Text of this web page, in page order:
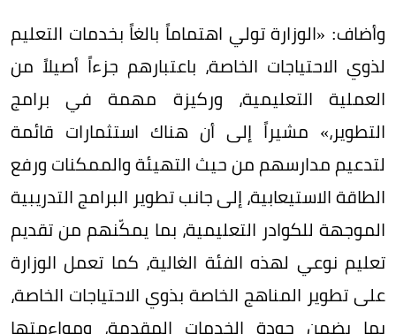
وأضاف: «الوزارة تولي اهتماماً بالغاً بخدمات التعليم
لذوي الاحتياجات الخاصة، باعتبارهم جزءاً أصيلاً من
العملية التعليمية، وركيزة مهمة في برامج
التطوير،» مشيراً إلى أن هناك استثمارات قائمة
لتدعيم مدارسهم من حيث التهيئة والممكنات ورفع
الطاقة الاستيعابية، إلى جانب تطوير البرامج التدريبية
الموجهة للكوادر التعليمية، بما يمكّنهم من تقديم
تعليم نوعي لهذه الفئة الغالية، كما تعمل الوزارة
على تطوير المناهج الخاصة بذوي الاحتياجات الخاصة،
بما يضمن جودة الخدمات المقدمة، ومواءمتها